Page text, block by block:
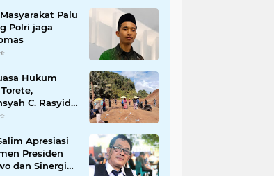
Palu
Polri jaga
Hukum
C. Rasyid,
di
Apresiasi
Presiden
dan Sinergi